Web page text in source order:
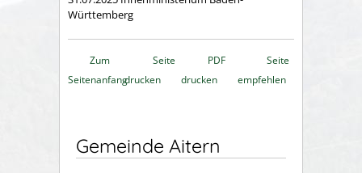
Württemberg
Zum
Seitenanfang
Seite
drucken
PDF
drucken
Seite
empfehlen
Gemeinde Aitern